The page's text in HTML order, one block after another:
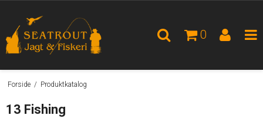
0
Forside / Produktkatalog
13 Fishing